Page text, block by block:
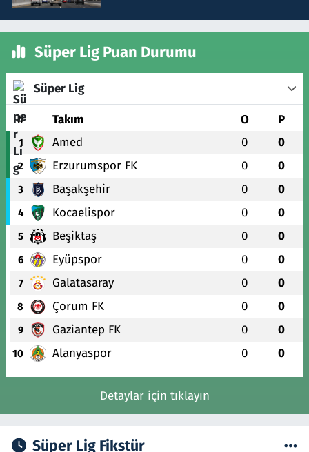
Süper Lig Puan Durumu
Süper Lig
# Takım O P
1 Amed 0 0
2 Erzurumspor FK 0 0
3 Başakşehir 0 0
4 Kocaelispor 0 0
5 Beşiktaş 0 0
6 Eyüpspor 0 0
7 Galatasaray 0 0
8 Çorum FK 0 0
9 Gaziantep FK 0 0
10 Alanyaspor 0 0
Detaylar için tıklayın
Süper Lig Fikstür